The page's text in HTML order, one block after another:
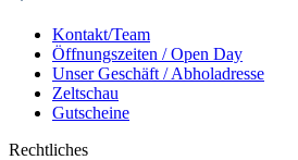
Kontakt/Team
Öffnungszeiten / Open Day
Unser Geschäft / Abholadresse
Zeltschau
Gutscheine
Rechtliches